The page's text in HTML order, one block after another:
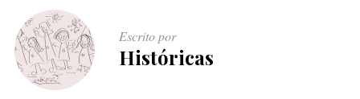
Escrito por
Históricas